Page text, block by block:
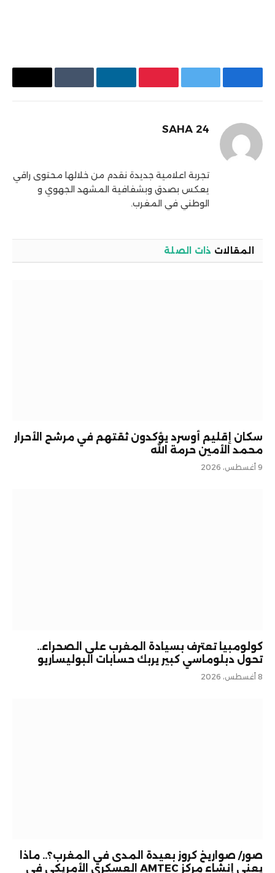
فيسبوكتويتر بينتيريستلينكدإن Tumblrالبريد
SAHA 24
تجربة اعلامية جديدة نقدم من خلالها محتوى راقي
يعكس بصدق وبشفافية المشهد الجهوي و
الوطني في المغرب.
المقالات ذات الصلة
سكان إقليم أوسرد يؤكدون ثقتهم في مرشح الأحرار
محمد الأمين حرمة الله
9 أغسطس، 2026
كولومبيا تعترف بسيادة المغرب على الصحراء..
تحول دبلوماسي كبير يربك حسابات البوليساريو
8 أغسطس، 2026
صور/ صواريخ كروز بعيدة المدى في المغرب؟.. ماذا
يعني إنشاء مركز AMTEC العسكري الأمريكي في